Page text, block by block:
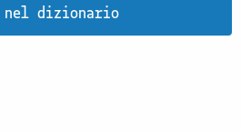
nel dizionario